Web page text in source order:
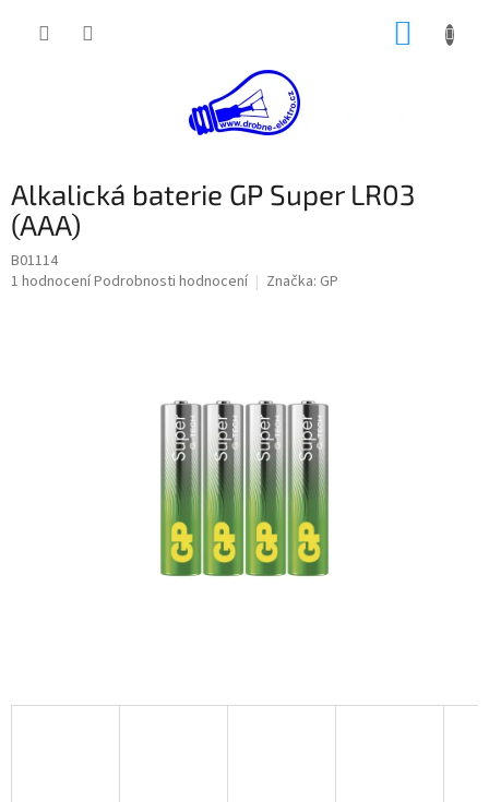
Alkalická baterie GP Super LR03
(AAA)
B01114
Průměrné
1 hodnoceníPodrobnosti hodnocení Značka: GP